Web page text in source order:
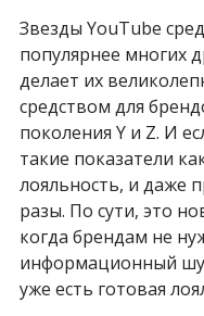
Звезды YouTube
популярнее многих
делает их
средством для
поколения Y и Z. И
такие показатели
лояльность, и даже
разы. По сути, это
когда брендам не
информационный
уже есть готовая